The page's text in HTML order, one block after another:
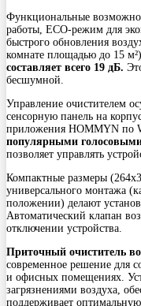
Функциональные
работы, ECO-режим для
быстрого обновления
комнате площадью до 15
составляет всего 19 дБ.
бесшумной.
Управление очистителем
сенсорную панель на
приложения HOMMYN по
популярными
позволяет управлять
Компактные размеры
универсального монтажа
положении) делают
Автоматический клапан
отключении устройства.
Приточный очиститель
современное решение для
и офисных помещениях.
загрязнениями воздуха,
поддерживает